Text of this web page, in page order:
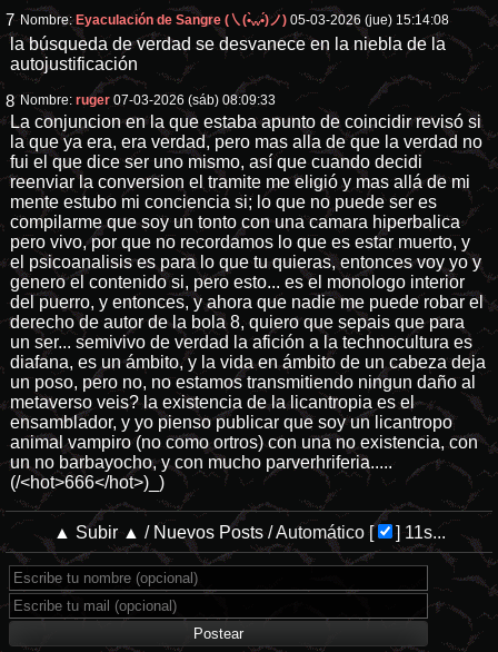
7 Nombre: Eyaculación de Sangre (㇏(•̀ᵥᵥ•́)ノ) 05-03-2026 (jue) 15:14:08
la búsqueda de verdad se desvanece en la niebla de la
autojustificación
8 Nombre:ruger 07-03-2026 (sáb) 08:09:33
La conjuncion en la que estaba apunto de coincidir revisó si
la que ya era, era verdad, pero mas alla de que la verdad no
fui el que dice ser uno mismo, así que cuando decidi
reenviar la conversion el tramite me eligió y mas allá de mi
mente estubo mi conciencia si; lo que no puede ser es
compilarme que soy un tonto con una camara hiperbalica
pero vivo, por que no recordamos lo que es estar muerto, y
el psicoanalisis es para lo que tu quieras, entonces voy yo y
genero el contenido si, pero esto... es el monologo interior
del puerro, y entonces, y ahora que nadie me puede robar el
derecho de autor de la bola 8, quiero que sepais que para
un ser... semivivo de verdad la afición a la technocultura es
diafana, es un ámbito, y la vida en ámbito de un cabeza deja
un poso, pero no, no estamos transmitiendo ningun daño al
metaverso veis? la existencia de la licantropia es el
ensamblador, y yo pienso publicar que soy un licantropo
animal vampiro (no como ortros) con una no existencia, con
un no barbayocho, y con mucho parverhriferia.....
(/<hot>666</hot>)_)
▲ Subir ▲ / Nuevos Posts/Automático[ ] 11s...